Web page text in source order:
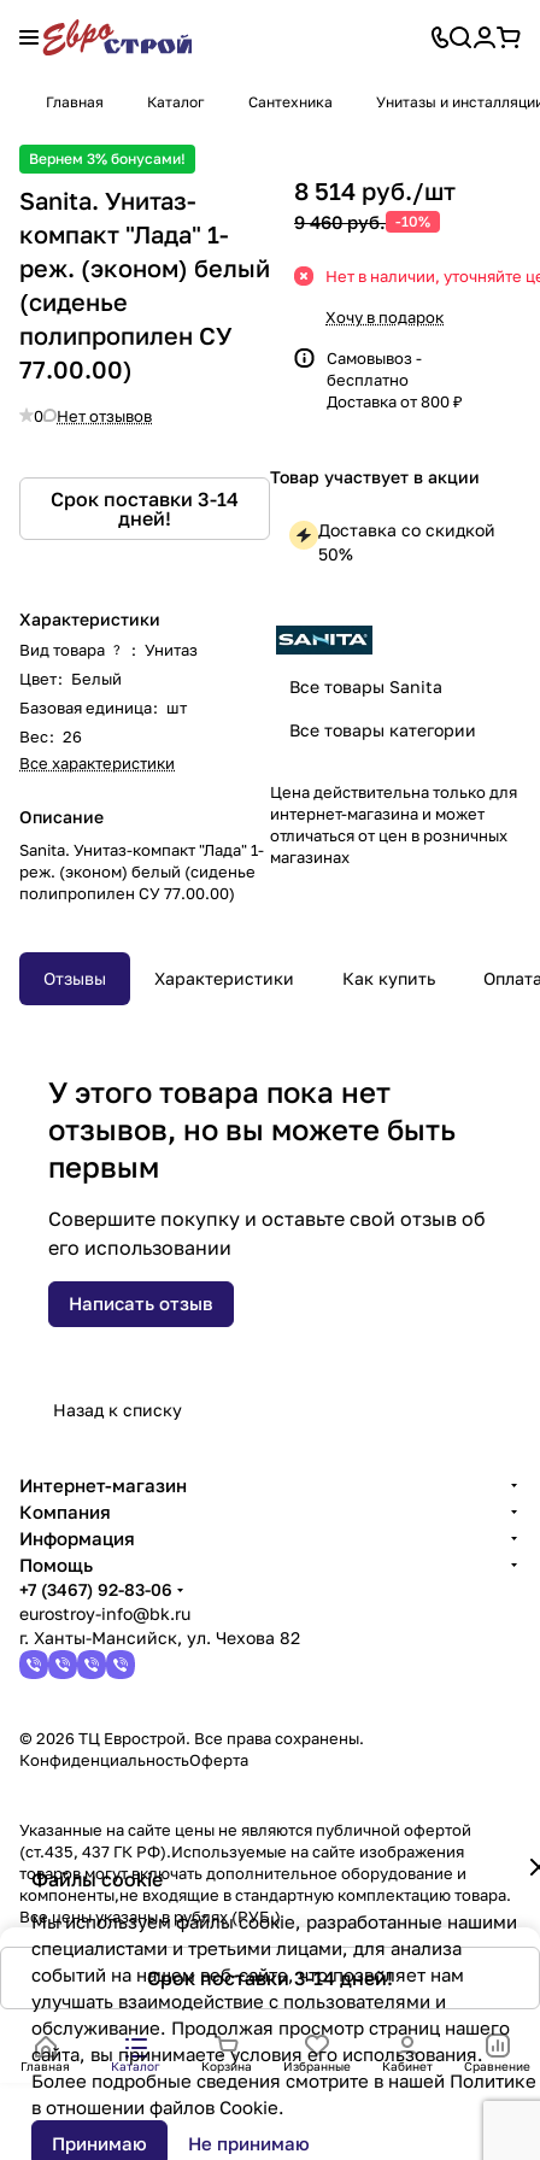
Главная Каталог Сантехника Унитазы и
Вернем 3% бонусами!
Sanita. Унитаз-
компакт "Лада" 1-
реж. (эконом) белый
(сиденье
полипропилен СУ
77.00.00)
0 Нет отзывов
Срок поставки 3-14
дней!
Характеристики
Вид товара ? : Унитаз
Цвет: Белый
Базовая единица: шт
Вес: 26
Все характеристики
Описание
Sanita. Унитаз-компакт "Лада" 1-
реж. (эконом) белый (сиденье
полипропилен СУ 77.00.00)
8 514 руб./шт
9 460 руб. -10%
Нет в наличии, уточняйте
Хочу в подарок
Самовывоз -
бесплатно
Доставка от 800 ₽
Товар участвует в акции
Доставка со скидкой
50%
Все товары Sanita
Все товары категории
Цена действительна только для
интернет-магазина и может
отличаться от цен в розничных
магазинах
Отзывы Характеристики Как купить
У этого товара пока нет
отзывов, но вы можете быть
первым
Совершите покупку и оставьте свой отзыв об
его использовании
Написать отзыв
Назад к списку
Срок поставки 3-14 дней!
Главная Каталог Корзина Избранные Кабинет Сравнение
Файлы cookie
Мы используем файлы cookie, разработанные нашими
специалистами и третьими лицами, для анализа
событий на нашем веб-сайте, что позволяет нам
улучшать взаимодействие с пользователями и
обслуживание. Продолжая просмотр страниц нашего
сайта, вы принимаете условия его использования.
Более подробные сведения смотрите в нашей Политике
в отношении файлов Cookie.
Принимаю
Не принимаю
Интернет-магазин
Компания
Информация
Помощь
+7 (3467) 92-83-06
eurostroy-info@bk.ru
г. Ханты-Мансийск, ул. Чехова 82
© 2026 ТЦ Еврострой. Все права сохранены.
КонфиденциальностьОферта
Указанные на сайте цены не являются публичной офертой
(ст.435, 437 ГК РФ).Используемые на сайте изображения
товаров могут включать дополнительное оборудование и
компоненты,не входящие в стандартную комплектацию товара.
Все цены указаны в рублях (PУБ.)